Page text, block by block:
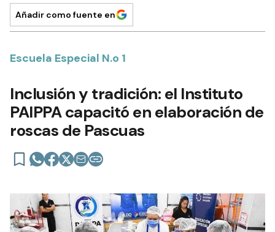
Añadir como fuente en
Escuela Especial N.o 1
Inclusión y tradición: el Instituto
PAIPPA capacitó en elaboración de
roscas de Pascuas